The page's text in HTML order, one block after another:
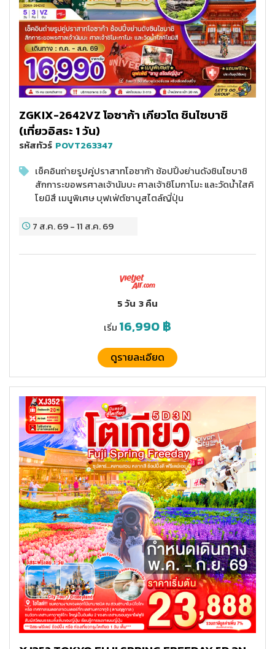
ZGKIX-2642VZ โอซาก้า เกียวโต ชินไซบาชิ
(เที่ยวอิสระ 1 วัน)
รหัสทัวร์ POVT263347
เช็คอินถ่ายรูปคู่ปราสาทโอซาก้า ช้อปปิ้งย่านดังชินไซบาชิ
สักการะขอพรศาลเจ้านัมบะ ศาลเจ้าชิโมกาโมะ และวัดน้ำใสคิ
โยมิสึ เมนูพิเศษ บุฟเฟ่ต์ชาบูสไตล์ญี่ปุ่น
7 ส.ค. 69-11 ส.ค. 69
5 วัน 3 คืน
เริ่ม 16,990฿
ดูรายละเอียด